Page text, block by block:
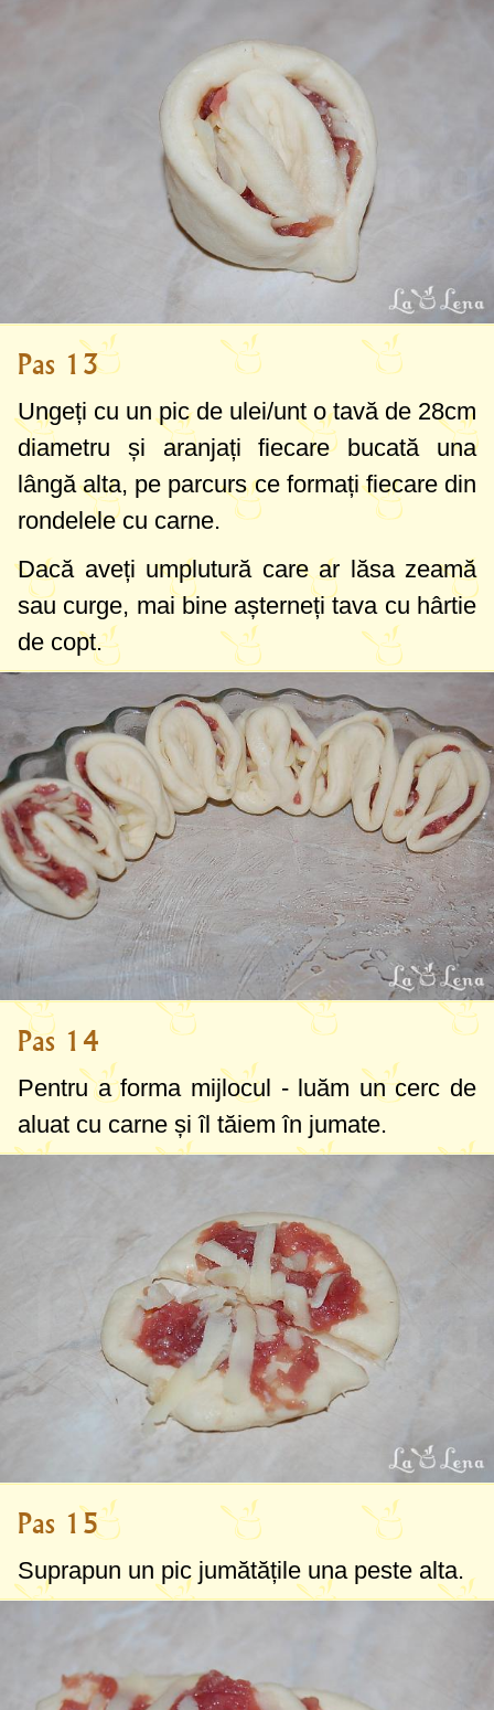
Pas 13
Ungeți cu un pic de ulei/unt o tavă de 28cm
diametru și aranjați fiecare bucată una
lângă alta, pe parcurs ce formați fiecare din
rondelele cu carne.
Dacă aveți umplutură care ar lăsa zeamă
sau curge, mai bine așterneți tava cu hârtie
de copt.
Pas 14
Pentru a forma mijlocul - luăm un cerc de
aluat cu carne și îl tăiem în jumate.
Pas 15
Suprapun un pic jumătățile una peste alta.